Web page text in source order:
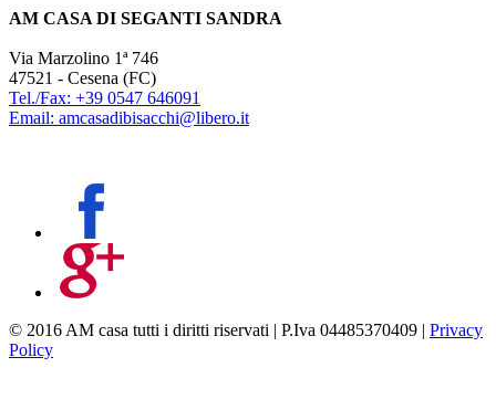
AM CASA DI SEGANTI SANDRA
Via Marzolino 1ª 746
47521 - Cesena (FC)
Tel./Fax: +39 0547 646091
Email: amcasadibisacchi@libero.it
© 2016 AM casa tutti i diritti riservati | P.Iva 04485370409 | Privacy
Policy